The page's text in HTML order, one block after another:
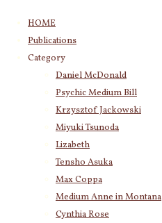
HOME
Publications
Category
Daniel McDonald
Psychic Medium Bill
Krzysztof Jackowski
Miyuki Tsunoda
Lizabeth
Tensho Asuka
Max Coppa
Medium Anne in Montana
Cynthia Rose
Category
Daniel McDonald(243)
Psychic Medium Bill
(11)
Katherine
Krzysztof Jackowski
Miyuki Tsunoda
Lizabeth(255)
Tensho Asuka(3,029)
Amanda Coppa(210)
Max Coppa(403)